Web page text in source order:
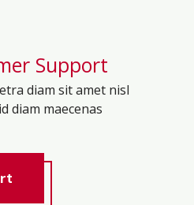
Support
diam sit amet nisl
diam maecenas